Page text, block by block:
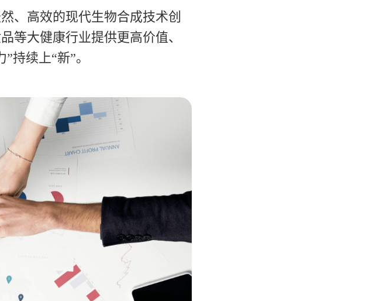
、高效的现代生物合成技术创
等大健康行业提供更高价值、
持续上“新”。